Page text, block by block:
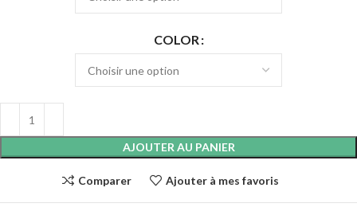
COLOR
AJOUTER AU PANIER
Comparer Ajouter à mes favoris